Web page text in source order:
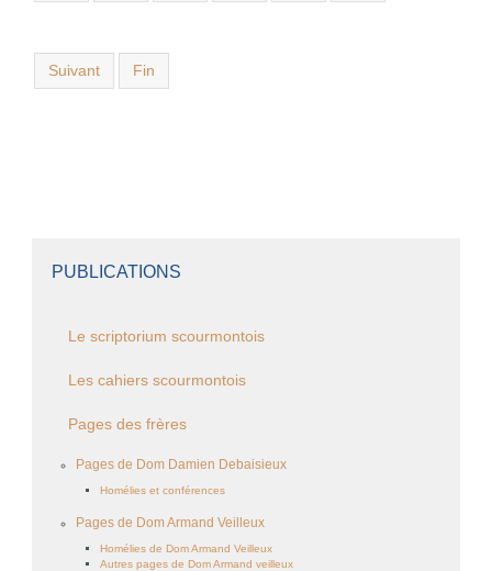
Suivant Fin
PUBLICATIONS
Le scriptorium scourmontois
Les cahiers scourmontois
Pages des frères
Pages de Dom Damien Debaisieux
Homélies et conférences
Pages de Dom Armand Veilleux
Homélies de Dom Armand Veilleux
Autres pages de Dom Armand veilleux